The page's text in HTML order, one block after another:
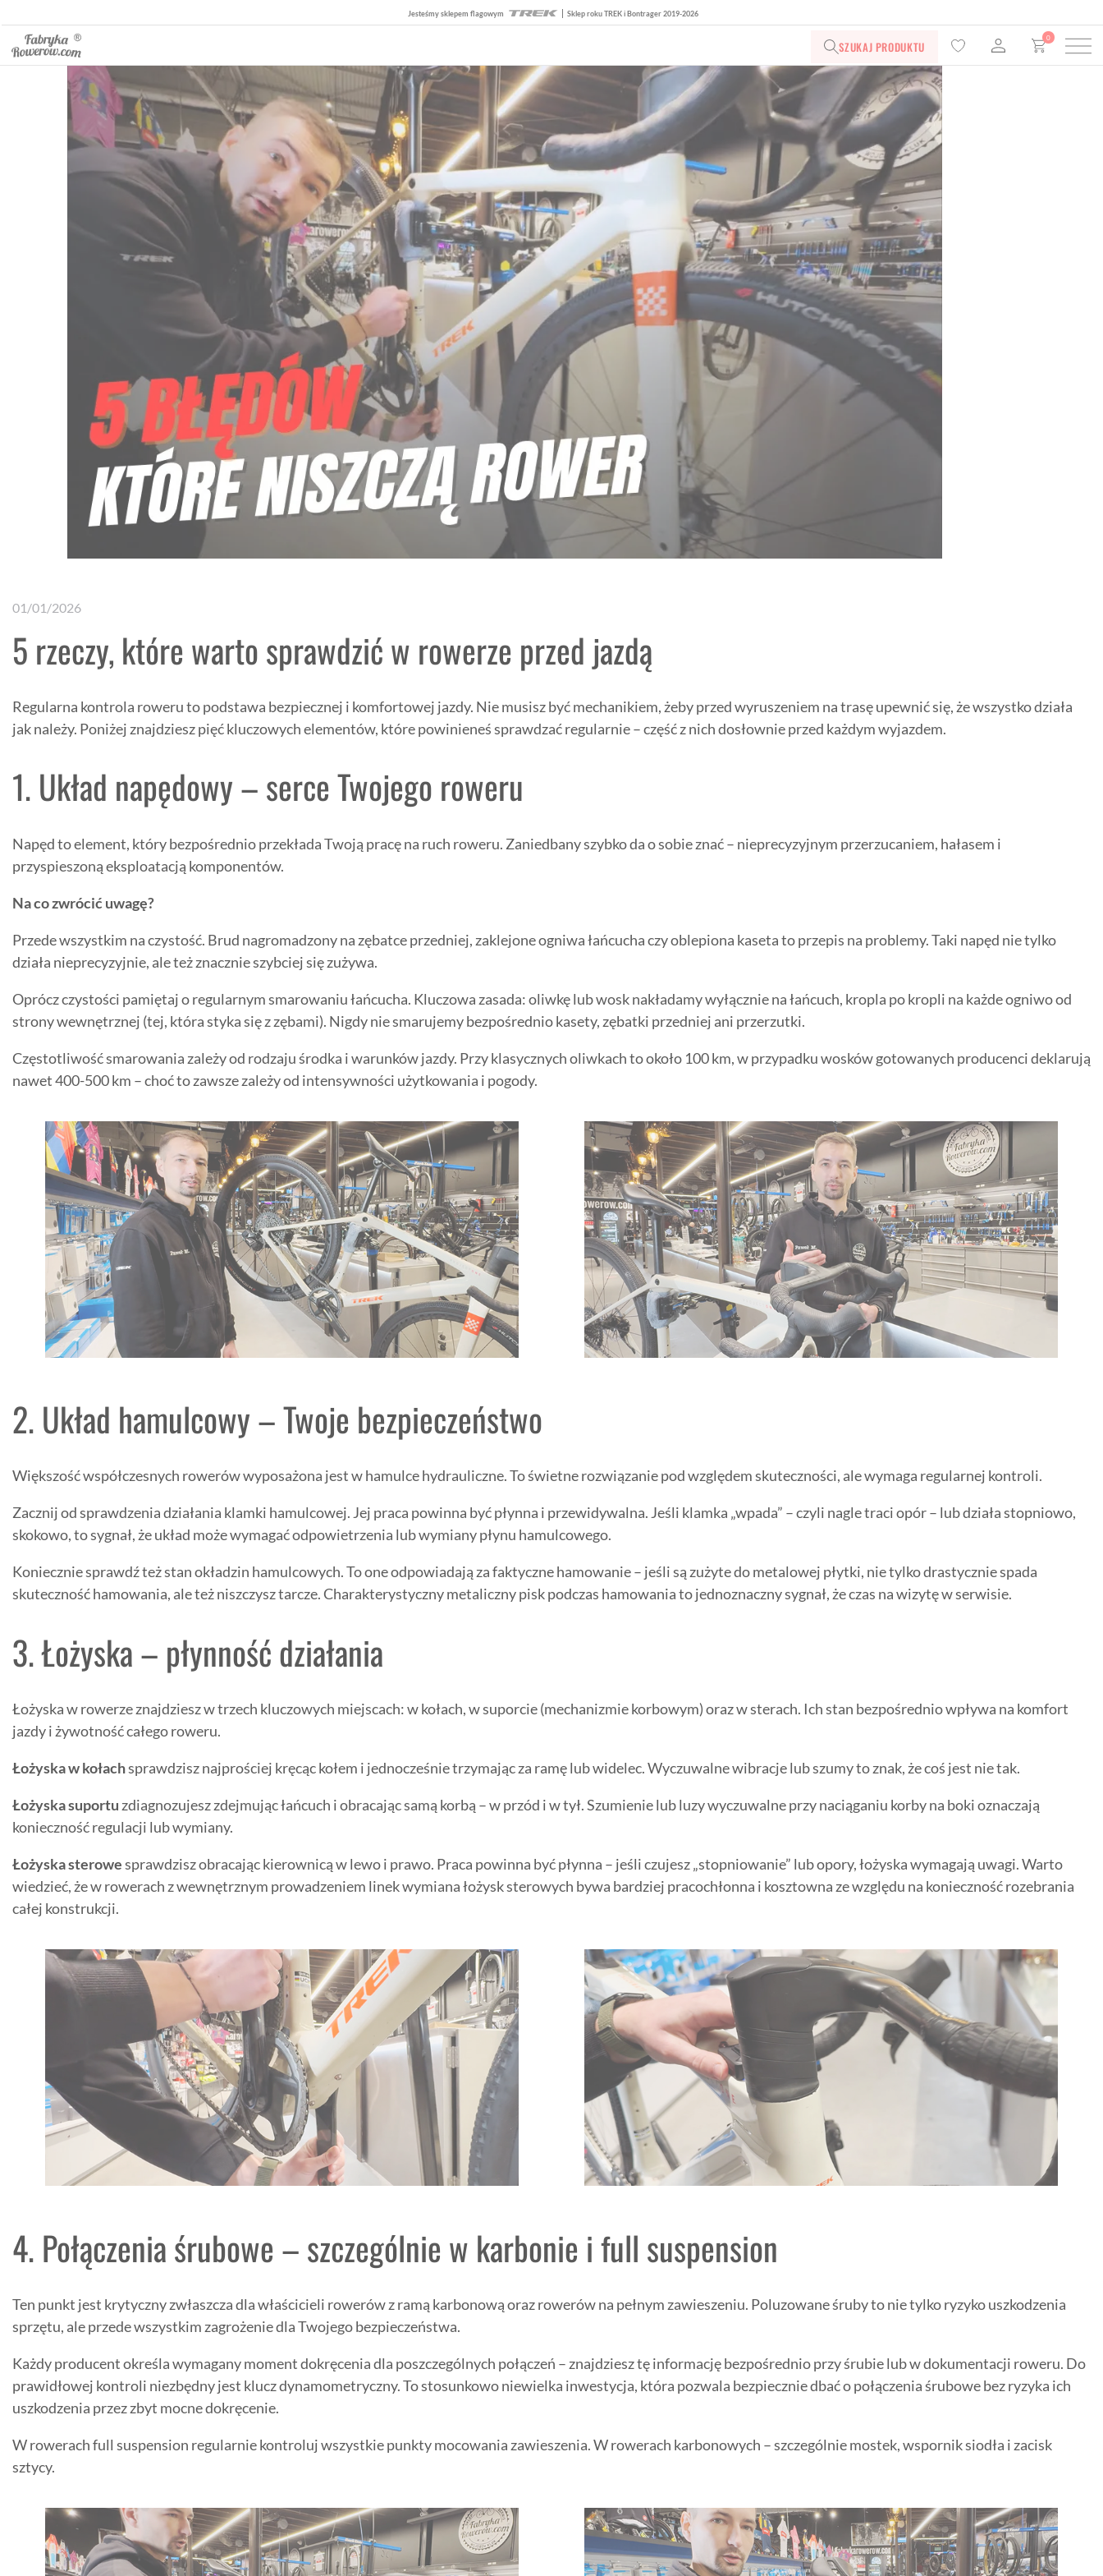
Jesteśmy sklepem flagowym Sklep roku TREK i Bontrager 2019-2026
SZUKAJ PRODUKTU
0
01/01/2026
5 rzeczy, które warto sprawdzić w rowerze przed jazdą
Regularna kontrola roweru to podstawa bezpiecznej i komfortowej jazdy. Nie musisz być mechanikiem, żeby przed wyruszeniem na trasę upewnić się, że wszystko działa
jak należy. Poniżej znajdziesz pięć kluczowych elementów, które powinieneś sprawdzać regularnie – część z nich dosłownie przed każdym wyjazdem.
1. Układ napędowy – serce Twojego roweru
Napęd to element, który bezpośrednio przekłada Twoją pracę na ruch roweru. Zaniedbany szybko da o sobie znać – nieprecyzyjnym przerzucaniem, hałasem i
przyspieszoną eksploatacją komponentów.
Na co zwrócić uwagę?
Przede wszystkim na czystość. Brud nagromadzony na zębatce przedniej, zaklejone ogniwa łańcucha czy oblepiona kaseta to przepis na problemy. Taki napęd nie tylko
działa nieprecyzyjnie, ale też znacznie szybciej się zużywa.
Oprócz czystości pamiętaj o regularnym smarowaniu łańcucha. Kluczowa zasada: oliwkę lub wosk nakładamy wyłącznie na łańcuch, kropla po kropli na każde ogniwo od
strony wewnętrznej (tej, która styka się z zębami). Nigdy nie smarujemy bezpośrednio kasety, zębatki przedniej ani przerzutki.
Częstotliwość smarowania zależy od rodzaju środka i warunków jazdy. Przy klasycznych oliwkach to około 100 km, w przypadku wosków gotowanych producenci deklarują
nawet 400-500 km – choć to zawsze zależy od intensywności użytkowania i pogody.
2. Układ hamulcowy – Twoje bezpieczeństwo
Większość współczesnych rowerów wyposażona jest w hamulce hydrauliczne. To świetne rozwiązanie pod względem skuteczności, ale wymaga regularnej kontroli.
Zacznij od sprawdzenia działania klamki hamulcowej. Jej praca powinna być płynna i przewidywalna. Jeśli klamka „wpada” – czyli nagle traci opór – lub działa stopniowo,
skokowo, to sygnał, że układ może wymagać odpowietrzenia lub wymiany płynu hamulcowego.
Koniecznie sprawdź też stan okładzin hamulcowych. To one odpowiadają za faktyczne hamowanie – jeśli są zużyte do metalowej płytki, nie tylko drastycznie spada
skuteczność hamowania, ale też niszczysz tarcze. Charakterystyczny metaliczny pisk podczas hamowania to jednoznaczny sygnał, że czas na wizytę w serwisie.
3. Łożyska – płynność działania
Łożyska w rowerze znajdziesz w trzech kluczowych miejscach: w kołach, w suporcie (mechanizmie korbowym) oraz w sterach. Ich stan bezpośrednio wpływa na komfort
jazdy i żywotność całego roweru.
Łożyska w kołachsprawdzisz najprościej kręcąc kołem i jednocześnie trzymając za ramę lub widelec. Wyczuwalne wibracje lub szumy to znak, że coś jest nie tak.
Łożyska suportu zdiagnozujesz zdejmując łańcuch i obracając samą korbą – w przód i w tył. Szumienie lub luzy wyczuwalne przy naciąganiu korby na boki oznaczają
konieczność regulacji lub wymiany.
Łożyska sterowesprawdzisz obracając kierownicą w lewo i prawo. Praca powinna być płynna – jeśli czujesz „stopniowanie” lub opory, łożyska wymagają uwagi. Warto
wiedzieć, że w rowerach z wewnętrznym prowadzeniem linek wymiana łożysk sterowych bywa bardziej pracochłonna i kosztowna ze względu na konieczność rozebrania
całej konstrukcji.
4. Połączenia śrubowe – szczególnie w karbonie i full suspension
Ten punkt jest krytyczny zwłaszcza dla właścicieli rowerów z ramą karbonową oraz rowerów na pełnym zawieszeniu. Poluzowane śruby to nie tylko ryzyko uszkodzenia
sprzętu, ale przede wszystkim zagrożenie dla Twojego bezpieczeństwa.
Każdy producent określa wymagany moment dokręcenia dla poszczególnych połączeń – znajdziesz tę informację bezpośrednio przy śrubie lub w dokumentacji roweru. Do
prawidłowej kontroli niezbędny jest klucz dynamometryczny. To stosunkowo niewielka inwestycja, która pozwala bezpiecznie dbać o połączenia śrubowe bez ryzyka ich
uszkodzenia przez zbyt mocne dokręcenie.
W rowerach full suspension regularnie kontroluj wszystkie punkty mocowania zawieszenia. W rowerach karbonowych – szczególnie mostek, wspornik siodła i zacisk
sztycy.